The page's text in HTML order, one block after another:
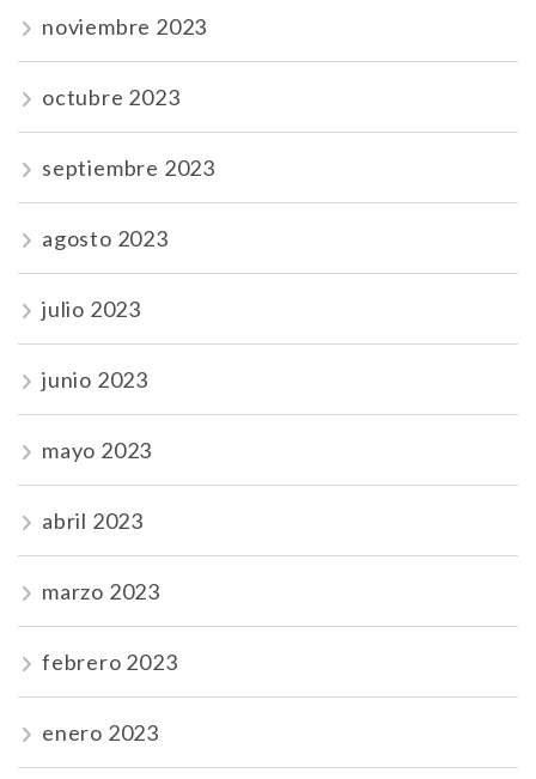
noviembre 2023
octubre 2023
septiembre 2023
agosto 2023
julio 2023
junio 2023
mayo 2023
abril 2023
marzo 2023
febrero 2023
enero 2023